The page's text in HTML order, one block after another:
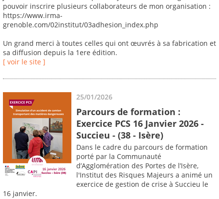
pouvoir inscrire plusieurs collaborateurs de mon organisation :
https://www.irma-
grenoble.com/02institut/03adhesion_index.php
Un grand merci à toutes celles qui ont œuvrés à sa fabrication et
sa diffusion depuis la 1ere édition.
[ voir le site ]
25/01/2026
Parcours de formation :
Exercice PCS 16 Janvier 2026 -
Succieu - (38 - Isère)
Dans le cadre du parcours de formation
porté par la Communauté
d’Agglomération des Portes de l’Isère,
l'Institut des Risques Majeurs a animé un
exercice de gestion de crise à Succieu le
16 janvier.